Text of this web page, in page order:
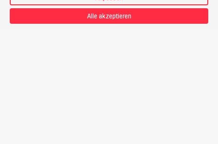
Preis
Alle akzeptieren